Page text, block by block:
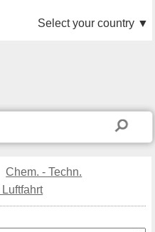
Select your country ▼
Chem. - Techn.